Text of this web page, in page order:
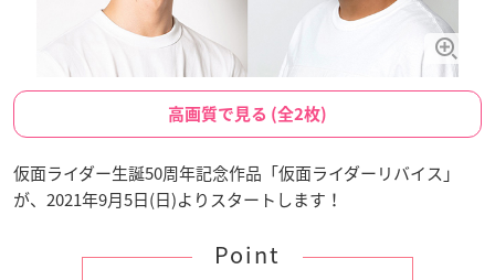
高画質で見る (全2枚)
仮面ライダー生誕50周年記念作品「仮面ライダーリバイス」
が、2021年9月5日(日)よりスタートします！
Point